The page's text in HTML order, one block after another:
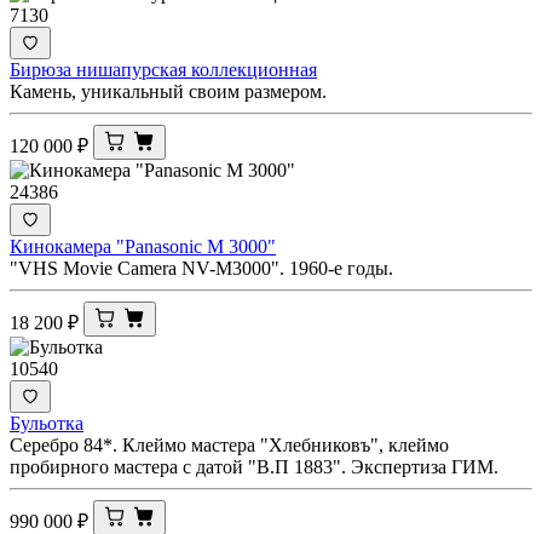
7130
Бирюза нишапурская коллекционная
Камень, уникальный своим размером.
120 000 ₽
24386
Кинокамера "Panasonic M 3000"
"VHS Movie Camera NV-M3000". 1960-е годы.
18 200 ₽
10540
Бульотка
Серебро 84*. Клеймо мастера "Хлебниковъ", клеймо
пробирного мастера с датой "В.П 1883". Экспертиза ГИМ.
990 000 ₽